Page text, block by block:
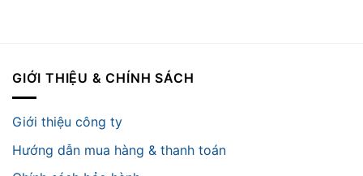
GIỚI THIỆU & CHÍNH SÁCH
Giới thiệu công ty
Hướng dẫn mua hàng & thanh toán